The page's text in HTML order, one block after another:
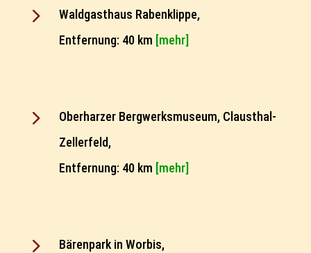
5
Waldgasthaus Rabenklippe,
Entfernung: 40 km [mehr]
5
Oberharzer Bergwerksmuseum, Clausthal-
Zellerfeld,
Entfernung: 40 km [mehr]
5 Bärenpark in Worbis,